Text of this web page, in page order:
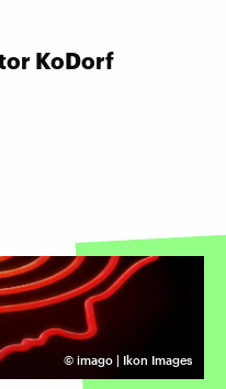
KoDorf
© imago | Ikon Images